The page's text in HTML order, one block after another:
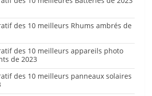
des 10 meilleurs Rhums ambrés de
des 10 meilleurs appareils photo
de 2023
des 10 meilleurs panneaux solaires